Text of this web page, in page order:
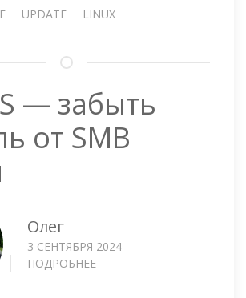
UPDATE LINUX
— забыть
от SMB
Олег
3 СЕНТЯБРЯ 2024
ПОДРОБНЕЕ